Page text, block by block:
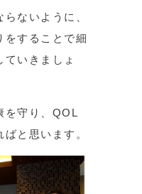
ないように、
をすることで細
いきましょ
を守り、QOL
と思います。